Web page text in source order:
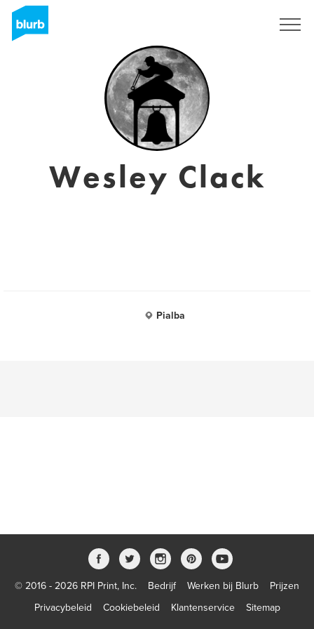
Wesley Clack
Pialba
© 2016 - 2026 RPI Print, Inc. Bedrijf Werken bij Blurb
Prijzen
Privacybeleid
Cookiebeleid Klantenservice Sitemap